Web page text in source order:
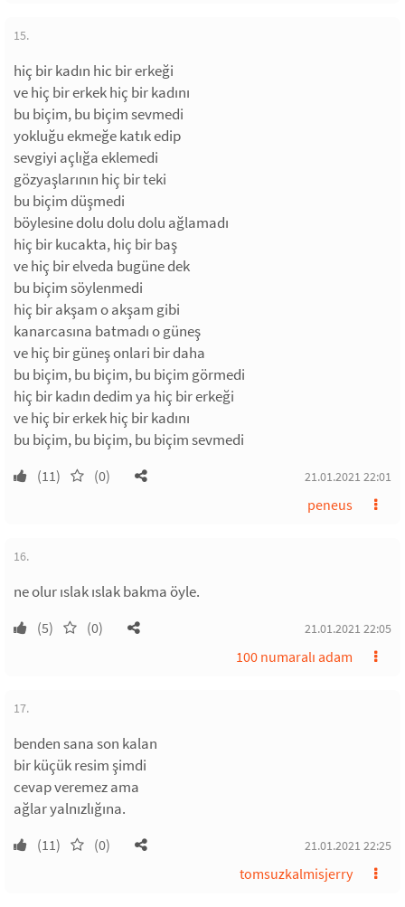
15.
hiç bir kadın hic bir erkeği
ve hiç bir erkek hiç bir kadını
bu biçim, bu biçim sevmedi
yokluğu ekmeğe katık edip
sevgiyi açlığa eklemedi
gözyaşlarının hiç bir teki
bu biçim düşmedi
böylesine dolu dolu dolu ağlamadı
hiç bir kucakta, hiç bir baş
ve hiç bir elveda bugüne dek
bu biçim söylenmedi
hiç bir akşam o akşam gibi
kanarcasına batmadı o güneş
ve hiç bir güneş onlari bir daha
bu biçim, bu biçim, bu biçim görmedi
hiç bir kadın dedim ya hiç bir erkeği
ve hiç bir erkek hiç bir kadını
bu biçim, bu biçim, bu biçim sevmedi
(11) (0) 21.01.2021 22:01
peneus
16.
ne olur ıslak ıslak bakma öyle.
(5) (0) 21.01.2021 22:05
100 numaralı adam
17.
benden sana son kalan
bir küçük resim şimdi
cevap veremez ama
ağlar yalnızlığına.
(11) (0) 21.01.2021 22:25
tomsuzkalmisjerry